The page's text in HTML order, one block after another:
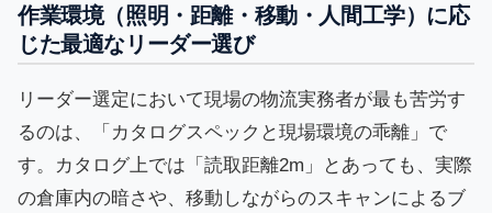
作業環境（照明・距離・移動・人間工学）に応
じた最適なリーダー選び
リーダー選定において現場の物流実務者が最も苦労す
るのは、「カタログスペックと現場環境の乖離」で
す。カタログ上では「読取距離2m」とあっても、実際
の倉庫内の暗さや、移動しながらのスキャンによるブ